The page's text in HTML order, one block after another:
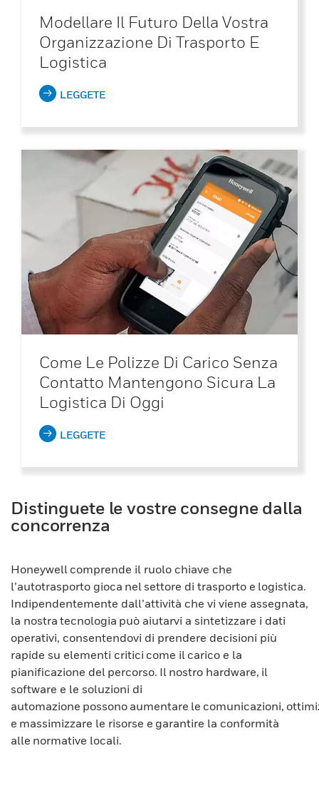
Modellare Il Futuro Della Vostra
Organizzazione Di Trasporto E
Logistica
LEGGETE
Come Le Polizze Di Carico Senza
Contatto Mantengono Sicura La
Logistica Di Oggi
LEGGETE
Distinguete le vostre consegne dalla
concorrenza
Honeywell comprende il ruolo chiave che
l’autotrasporto gioca nel settore di trasporto e logistica.
Indipendentemente dall’attività che vi viene assegnata,
la nostra tecnologia può aiutarvi a sintetizzare i dati
operativi, consentendovi di prendere decisioni più
rapide su elementi critici come il carico e la
pianificazione del percorso. Il nostro hardware, il
software e le soluzioni di
automazione possono aumentare le comunicazioni,
e massimizzare le risorse e garantire la conformità
alle normative locali.